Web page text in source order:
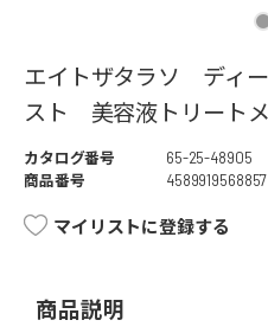
エイトザタラソ ディ
スト 美容液トリート
カタログ番号
65-25-48905
商品番号
4589919568857
マイリストに登録する
商品説明